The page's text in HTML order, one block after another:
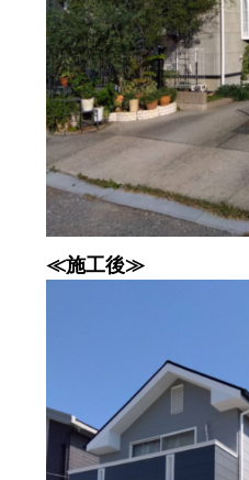
≪施工後≫